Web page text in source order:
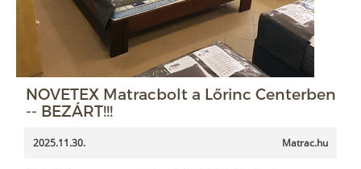
NOVETEX Matracbolt a Lőrinc Centerben
-- BEZÁRT!!!
2025.11.30. Matrac.hu